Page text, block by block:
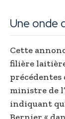
Une onde
Cette
filière
précédentes
ministre de
indiquant